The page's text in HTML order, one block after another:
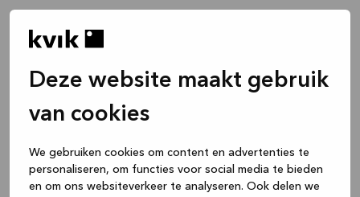
Deze website maakt gebruik
van cookies
We gebruiken cookies om content en advertenties te
personaliseren, om functies voor social media te bieden
en om ons websiteverkeer te analyseren. Ook delen we